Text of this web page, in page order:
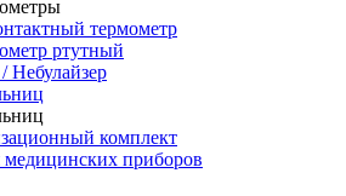
термометр
ртутный
Небулайзер
комплект
приборов